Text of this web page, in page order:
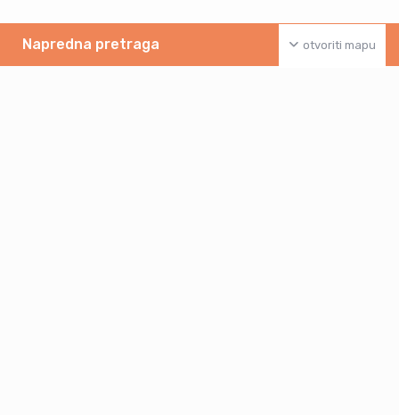
otvoriti mapu
Napredna pretraga